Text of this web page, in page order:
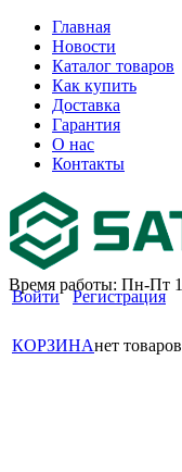
Главная
Новости
Каталог товаров
Как купить
Доставка
Гарантия
О нас
Контакты
Время работы: Пн-Пт
Войти Регистрация
КОРЗИНАнет товаров